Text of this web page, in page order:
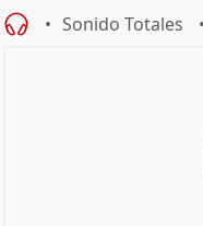
Sonido Totales